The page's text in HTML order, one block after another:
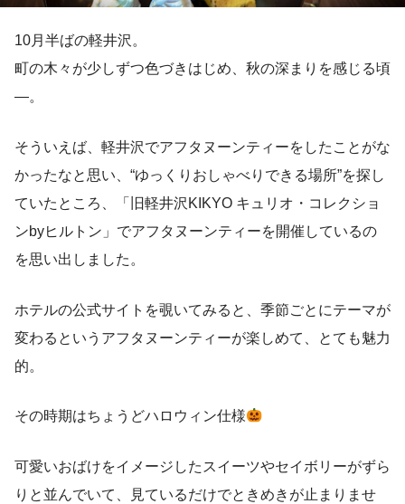
10月半ばの軽井沢。
町の木々が少しずつ色づきはじめ、秋の深まりを感じる頃
―。
そういえば、軽井沢でアフタヌーンティーをしたことがな
かったなと思い、“ゆっくりおしゃべりできる場所”を探し
ていたところ、「旧軽井沢KIKYO キュリオ・コレクショ
ンbyヒルトン」でアフタヌーンティーを開催しているの
を思い出しました。
ホテルの公式サイトを覗いてみると、季節ごとにテーマが
変わるというアフタヌーンティーが楽しめて、とても魅力
的。
その時期はちょうどハロウィン仕様
可愛いおばけをイメージしたスイーツやセイボリーがずら
りと並んでいて、見ているだけでときめきが止まりませ